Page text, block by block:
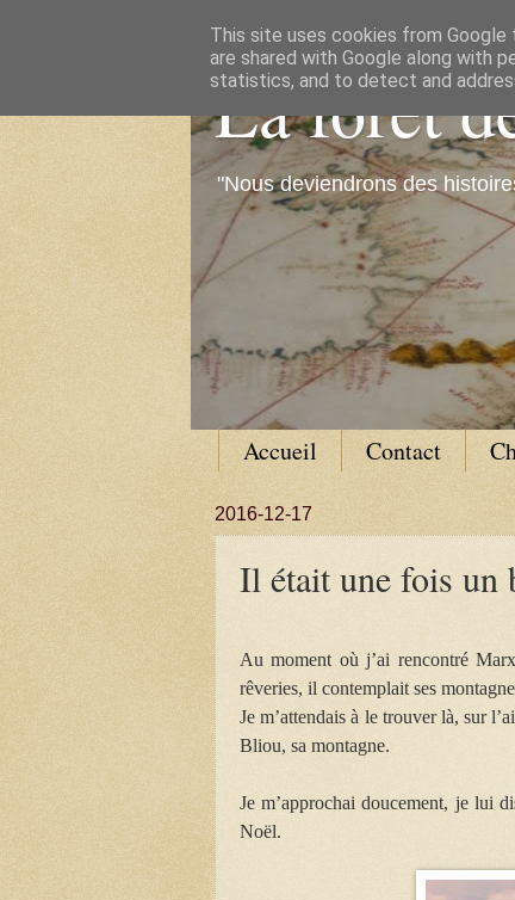
La forêt
"Nous deviendrons des
Accueil Contact
2016-12-17
Il était une fois un
Au moment où j’ai rencontré
rêveries, il contemplait ses
Je m’attendais à le trouver là, sur
Bliou, sa montagne.
Je m’approchai doucement, je lui
Noël.
This site uses cookies from
are shared with Google along with
statistics, and to detect and